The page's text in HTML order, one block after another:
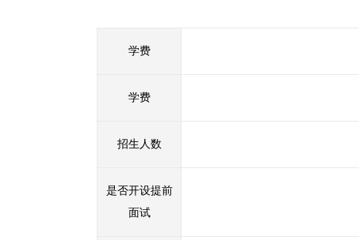
学费
学费
招生人数
是否开设提前
面试